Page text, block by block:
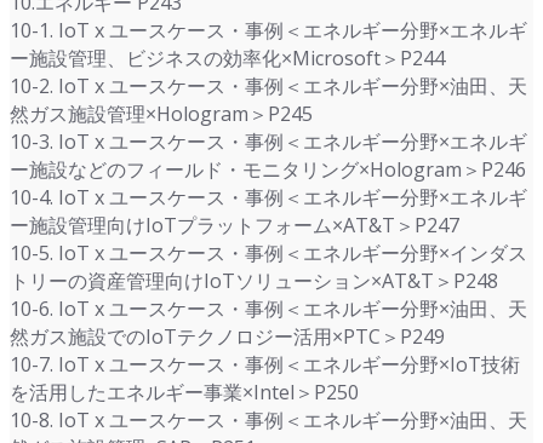
10-1. IoT x ユースケース・事例＜エネルギー分野×エネルギ
ー施設管理、ビジネスの効率化×Microsoft＞P244
10-2. IoT x ユースケース・事例＜エネルギー分野×油田、天
然ガス施設管理×Hologram＞P245
10-3. IoT x ユースケース・事例＜エネルギー分野×エネルギ
ー施設などのフィールド・モニタリング×Hologram＞P246
10-4. IoT x ユースケース・事例＜エネルギー分野×エネルギ
ー施設管理向けIoTプラットフォーム×AT&T＞P247
10-5. IoT x ユースケース・事例＜エネルギー分野×インダス
トリーの資産管理向けIoTソリューション×AT&T＞P248
10-6. IoT x ユースケース・事例＜エネルギー分野×油田、天
然ガス施設でのIoTテクノロジー活用×PTC＞P249
10-7. IoT x ユースケース・事例＜エネルギー分野×IoT技術
を活用したエネルギー事業×Intel＞P250
10-8. IoT x ユースケース・事例＜エネルギー分野×油田、天